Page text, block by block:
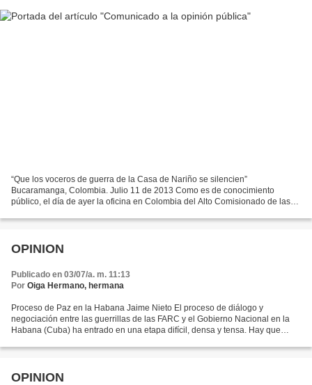
“Que los voceros de guerra de la Casa de Nariño se silencien”
Bucaramanga, Colombia. Julio 11 de 2013 Como es de conocimiento
público, el día de ayer la oficina en Colombia del Alto Comisionado de las
OPINION
Publicado en 03/07/a. m. 11:13
Por Oiga Hermano, hermana
Proceso de Paz en la Habana Jaime Nieto El proceso de diálogo y
negociación entre las guerrillas de las FARC y el Gobierno Nacional en la
Habana (Cuba) ha entrado en una etapa difícil, densa y tensa. Hay que
OPINION